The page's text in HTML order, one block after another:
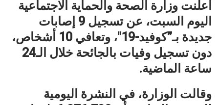
أعلنت وزارة الصحة والحماية الاجتماعية
اليوم السبت، عن تسجيل 9 إصابات
جديدة بـ”كوفيد-19″، وتعافي 10 أشخاص،
دون تسجيل وفيات بالجائحة خلال الـ24
ساعة الماضية.
وقالت الوزارة، في النشرة اليومية